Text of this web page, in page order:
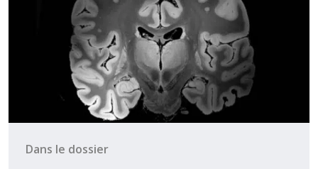
Dans le dossier